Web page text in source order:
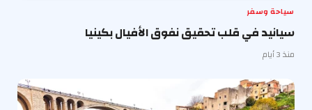
سياحة وسفر
سيانيد في قلب تحقيق نفوق الأفيال بكينيا
منذ 3 أيام